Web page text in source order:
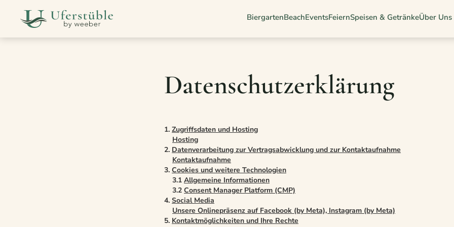
BiergartenBeachEventsFeiernSpeisen & GetränkeÜber Uns
Datenschutzerklärung
1. Zugriffsdaten und Hosting
Hosting
2. Datenverarbeitung zur Vertragsabwicklung und zur Kontaktaufnahme
Kontaktaufnahme
3. Cookies und weitere Technologien
3.1 Allgemeine Informationen
3.2 Consent Manager Platform (CMP)
4. Social Media
Unsere Onlinepräsenz auf Facebook (by Meta), Instagram (by Meta)
5. Kontaktmöglichkeiten und Ihre Rechte